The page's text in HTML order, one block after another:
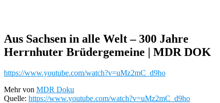
Aus Sachsen in alle Welt – 300 Jahre
Herrnhuter Brüdergemeine | MDR DOK
https://www.youtube.com/watch?v=uMz2mC_d9ho
Mehr von MDR Doku
Quelle: https://www.youtube.com/watch?v=uMz2mC_d9ho